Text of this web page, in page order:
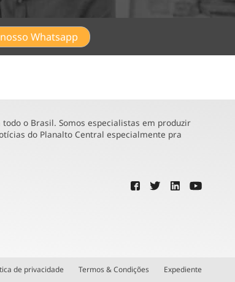
Whatsapp
o Brasil. Somos especialistas em produzir
do Planalto Central especialmente pra
de privacidade Termos & Condições Expediente